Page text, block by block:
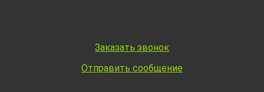
Заказать звонок
Отправить сообщение